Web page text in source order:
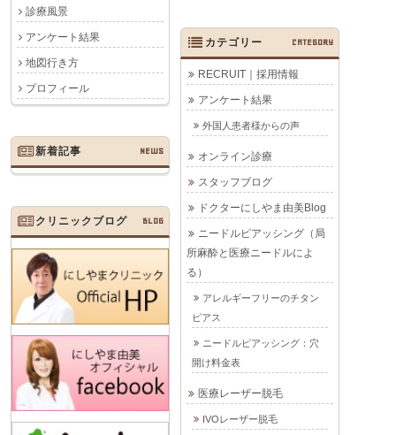
診療風景
アンケート結果
地図行き方
プロフィール
カテゴリー CATEGORY
RECRUIT｜採用情報
アンケート結果
外国人患者様からの声
オンライン診療
スタッフブログ
ドクターにしやま由美Blog
ニードルピアッシング（局
所麻酔と医療ニードルによ
る）
アレルギーフリーのチタン
ピアス
ニードルピアッシング：穴
開け料金表
医療レーザー脱毛
IVOレーザー脱毛
新着記事 NEWS
クリニックブログ BLOG